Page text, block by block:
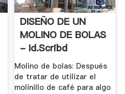
DISEÑO DE UN
MOLINO DE BOLAS
- Id.scribd
Molino de bolas: Después
de tratar de utilizar el
molinillo de café para algo